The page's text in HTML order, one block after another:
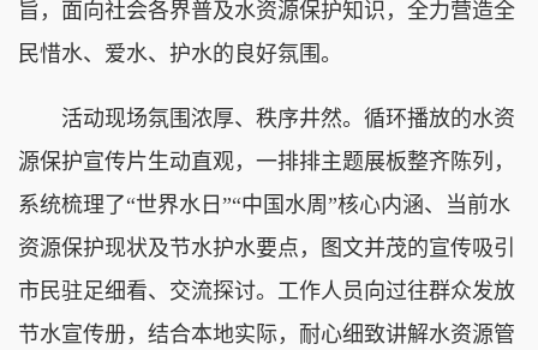
旨，面向社会各界普及水资源保护知识，全力营造全
民惜水、爱水、护水的良好氛围。
活动现场氛围浓厚、秩序井然。循环播放的水资
源保护宣传片生动直观，一排排主题展板整齐陈列，
系统梳理了“世界水日”“中国水周”核心内涵、当前水
资源保护现状及节水护水要点，图文并茂的宣传吸引
市民驻足细看、交流探讨。工作人员向过往群众发放
节水宣传册，结合本地实际，耐心细致讲解水资源管